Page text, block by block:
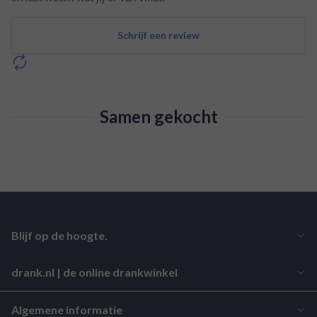
Schrijf een review
Samen gekocht
drank.nl | de online drankwinkel
Algemene informatie
Blijf op de hoogte.